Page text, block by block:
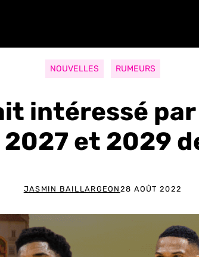
NOUVELLES RUMEURS
intéressé
et 2029
JASMIN BAILLARGEON 28 AOÛT 2022